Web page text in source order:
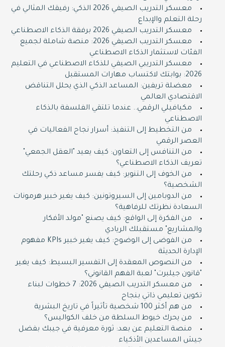
معسكر التدريب الصيفي 2026 الذكي: رفيقك المثالي في
رحلة التعلم والإبداع
معسكر التدريب الصيفي 2026 برفقة الذكاء الاصطناعي
معسكر التدريب الصيفي 2026: منصة شاملة لجميع
الفئات لاستثمار الذكاء الاصطناعي
معسكر التدريبي الصيفي للذكاء الاصطناعي في التعليم
2026: بوابتك لاكتساب مهارات المستقبل
معضلة تريفين: المساعد الذكي الذي يحلل التناقض
الاقتصادي العالمي
مكيافيلي الرقمي.. عندما تلتقي الفلسفة بالذكاء
الاصطناعي
من التخطيط إلى التنفيذ: أسرار نجاح الفعاليات في
العصر الرقمي
من التنافس إلى التعاون: كيف يعيد "العقل الجمعي"
تعريف الذكاء الاصطناعي؟
من الخوف إلى التنوير: كيف يفسر مساعد ذكي رحلتك
الشخصية؟
من الدوبامين إلى السيروتونين: كيف يغير خبير هرمونات
السعادة نظرتك للرفاهية؟
من الفكرة إلى الواقع: كيف يصنع "مولد الأفكار
والمشاريع" مستقبلك الريادي
من الفوضى إلى الوضوح: كيف يغير خبير KPIs مفهوم
الإدارة الحديثة
من النصوص المعقدة إلى التفسير البسيط: كيف يغير
"قانون جيلبرت" لعبة الفهم القانوني؟
من معسكر التدريب الصيفي 2026: 7 خطوات لبناء
تكوين تعليمي ذاتي بنجاح
من هم أكثر 100 شخصية تأثيراً في تاريخ البشرية
من يحرك خيوط السلطة من خلف الكواليس؟
منصة التعليم عن بعد: ثورة معرفية في جيبك بفضل
جيش المساعدين الأذكياء